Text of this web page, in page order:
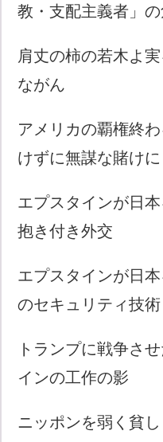
教・支配主義者」の
肩丈の柿の若木よ
ながん
アメリカの覇権終
けずに無謀な賭けに
エプスタインが日
抱き付き外交
エプスタインが日
のセキュリティ技術
トランプに戦争さ
インの工作の影
ニッポンを弱く貧